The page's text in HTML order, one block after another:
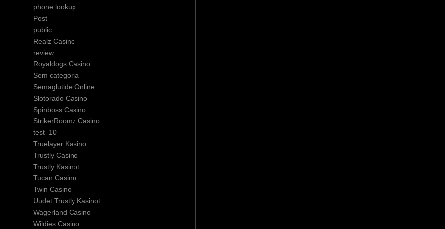
phone lookup
Post
public
Realz Casino
review
Royaldogs Casino
Sem categoria
Semaglutide Online
Slotorado Casino
Spinboss Casino
StrikerRoomz Casino
test_10
Truelayer Kasino
Trustly Casino
Trustly Kasinot
Tucan Casino
Twin Casino
Uudet Trustly Kasinot
Wagerland Casino
Wildies Casino